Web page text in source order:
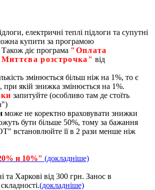
електричні теплі підлоги та супутні
купити за програмою
Також діє програма "Оплата
розстрочка" від
змінюється більш ніж на 1%, то є
при якій знижка змінюється на 1%.
запитуйте (особливо там де стоїть
може не коректно враховувати знижки
бути більше 50%, тому за бажання
встановлюйте її в 2 рази менше ніж
и 10%" (докладніше)
та Харкові від 300 грн. Занос в
(докладніше)